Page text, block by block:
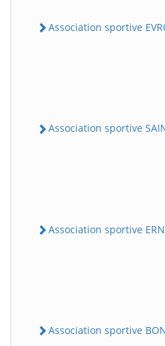
Association sportive
Association sportive
Association sportive
Association sportive